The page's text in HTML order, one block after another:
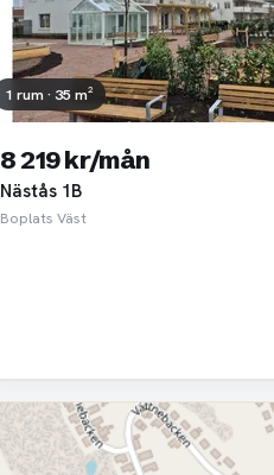
1 rum · 35 m²
8 219 kr/mån
Nästås 1B
Boplats Väst